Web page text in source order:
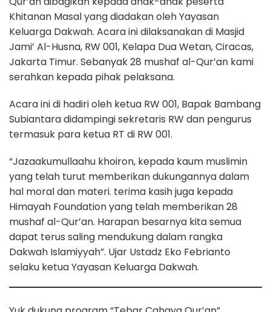
Khitanan Masal yang diadakan oleh Yayasan
Keluarga Dakwah. Acara ini dilaksanakan di Masjid
Jami’ Al-Husna, RW 001, Kelapa Dua Wetan, Ciracas,
Jakarta Timur. Sebanyak 28 mushaf al-Qur’an kami
serahkan kepada pihak pelaksana.
Acara ini di hadiri oleh ketua RW 001, Bapak Bambang
Subiantara didampingi sekretaris RW dan pengurus
termasuk para ketua RT di RW 001.
“Jazaakumullaahu khoiron, kepada kaum muslimin
yang telah turut memberikan dukungannya dalam
hal moral dan materi. terima kasih juga kepada
Himayah Foundation yang telah memberikan 28
mushaf al-Qur’an. Harapan besarnya kita semua
dapat terus saling mendukung dalam rangka
Dakwah Islamiyyah”. Ujar Ustadz Eko Febrianto
selaku ketua Yayasan Keluarga Dakwah.